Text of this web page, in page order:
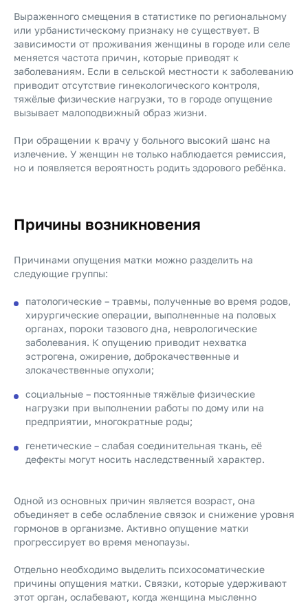
Выраженного смещения в статистике по региональному
или урбанистическому признаку не существует. В
зависимости от проживания женщины в городе или селе
меняется частота причин, которые приводят к
заболеваниям. Если в сельской местности к заболеванию
приводит отсутствие гинекологического контроля,
тяжёлые физические нагрузки, то в городе опущение
вызывает малоподвижный образ жизни.
При обращении к врачу у больного высокий шанс на
излечение. У женщин не только наблюдается ремиссия,
но и появляется вероятность родить здорового ребёнка.
Причины возникновения
Причинами опущения матки можно разделить на
следующие группы:
патологические – травмы, полученные во время родов,
хирургические операции, выполненные на половых
органах, пороки тазового дна, неврологические
заболевания. К опущению приводит нехватка
эстрогена, ожирение, доброкачественные и
злокачественные опухоли;
социальные – постоянные тяжёлые физические
нагрузки при выполнении работы по дому или на
предприятии, многократные роды;
генетические – слабая соединительная ткань, её
дефекты могут носить наследственный характер.
Одной из основных причин является возраст, она
объединяет в себе ослабление связок и снижение уровня
гормонов в организме. Активно опущение матки
прогрессирует во время менопаузы.
Отдельно необходимо выделить психосоматические
причины опущения матки. Связки, которые удерживают
этот орган, ослабевают, когда женщина мысленно